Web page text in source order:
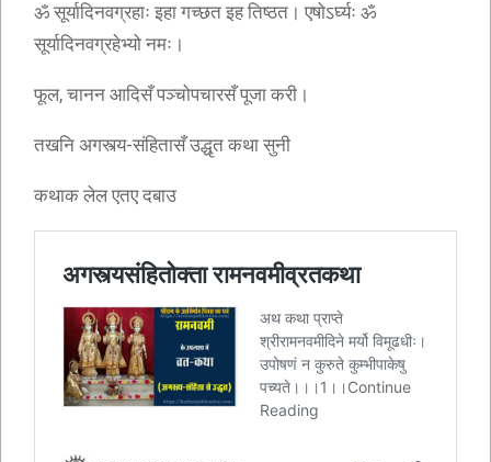
ॐ सूर्यादिनवग्रहाः इहा गच्छत इह तिष्ठत। एषोऽर्घ्यः ॐ
सूर्यादिनवग्रहेभ्यो नमः।
फूल, चानन आदिसँ पञ्चोपचारसँ पूजा करी।
तखनि अगस्त्य-संहितासँ उद्धृत कथा सुनी
कथाक लेल एतए दबाउ